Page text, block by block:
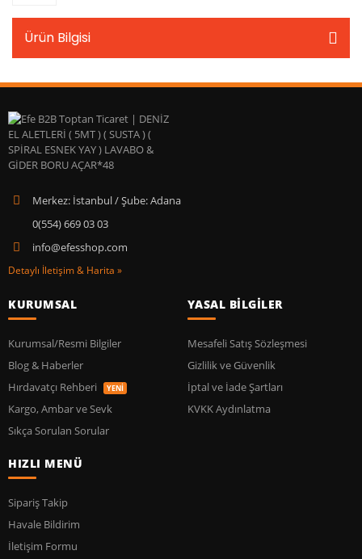
Ürün Bilgisi
Merkez: İstanbul / Şube: Adana
0(554) 669 03 03
info@efesshop.com
Detaylı İletişim & Harita »
KURUMSAL
Kurumsal/Resmi Bilgiler
Blog & Haberler
Hırdavatçı Rehberi
YENİ
Kargo, Ambar ve Sevk
Sıkça Sorulan Sorular
YASAL BİLGİLER
Mesafeli Satış Sözleşmesi
Gizlilik ve Güvenlik
İptal ve İade Şartları
KVKK Aydınlatma
HIZLI MENÜ
Sipariş Takip
Havale Bildirim
İletişim Formu